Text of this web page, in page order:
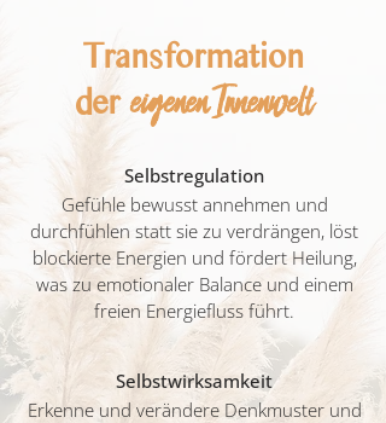
Transformation
dereigenen Innenwelt
Selbstregulation
Gefühle bewusst annehmen und
durchfühlen statt sie zu verdrängen, löst
blockierte Energien und fördert Heilung,
was zu emotionaler Balance und einem
freien Energiefluss führt.
Selbstwirksamkeit
Erkenne und verändere Denkmuster und